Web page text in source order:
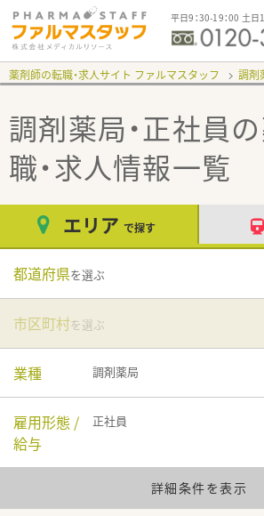
平日9：30-19：00 土日
薬剤師の転職・求人サイト ファルマスタッフ 調剤
調剤薬局・正社員
職・求人情報一覧
エリア で探す
都道府県を選ぶ
市区町村を選ぶ
業種 調剤薬局
雇用形態 /
給与
正社員
詳細条件を表示